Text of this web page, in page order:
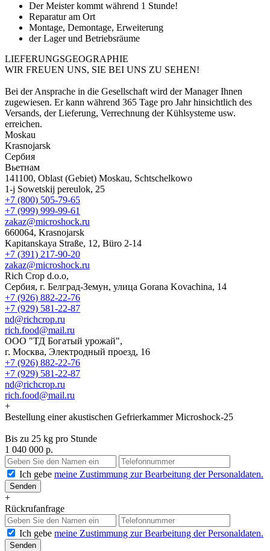
Der Meister kommt während 1 Stunde!
Reparatur am Ort
Montage, Demontage, Erweiterung
der Lager und Betriebsräume
LIEFERUNGSGEOGRAPHIE
WIR FREUEN UNS, SIE BEI UNS ZU SEHEN!
Bei der Ansprache in die Gesellschaft wird der Manager Ihnen
zugewiesen. Er kann während 365 Tage pro Jahr hinsichtlich des
Versands, der Lieferung, Verrechnung der Kühlsysteme usw.
erreichen.
Moskau
Krasnojarsk
Сербия
Вьетнам
141100, Oblast (Gebiet) Moskau, Schtschelkowo
1-j Sowetskij pereulok, 25
+7 (800) 505-79-65
+7 (999) 999-99-61
zakaz@microshock.ru
660064, Krasnojarsk
Kapitanskaya Straße, 12, Büro 2-14
+7 (391) 217-90-20
zakaz@microshock.ru
Rich Crop d.o.o,
Сербия, г. Белград-Земун, улица Gorana Kovachina, 14
+7 (926) 882-22-76
+7 (929) 581-22-87
nd@richcrop.ru
rich.food@mail.ru
ООО "ТД Богатый урожай",
г. Москва, Электродный проезд, 16
+7 (926) 882-22-76
+7 (929) 581-22-87
nd@richcrop.ru
rich.food@mail.ru
+
Bestellung einer akustischen Gefrierkammer Microshock-25
Bis zu 25 kg pro Stunde
1 040 000 р.
Ich gebe meine Zustimmung zur Bearbeitung der Personaldaten.
Senden
+
Rückrufanfrage
Ich gebe meine Zustimmung zur Bearbeitung der Personaldaten.
Senden